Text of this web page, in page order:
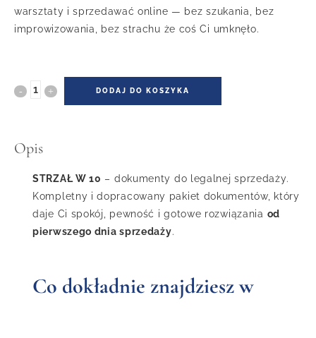
warsztaty i sprzedawać online — bez szukania, bez
improwizowania, bez strachu że coś Ci umknęło.
DODAJ DO KOSZYKA
Opis
STRZAŁ W 10 – dokumenty do legalnej sprzedaży.
Kompletny i dopracowany pakiet dokumentów, który
daje Ci spokój, pewność i gotowe rozwiązania od
pierwszego dnia sprzedaży.
Co dokładnie znajdziesz w